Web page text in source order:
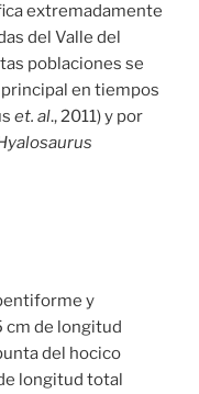
extremadamente
del Valle del
poblaciones se
en tiempos
et. al., 2011) y por
y
cm de longitud
del hocico
longitud total